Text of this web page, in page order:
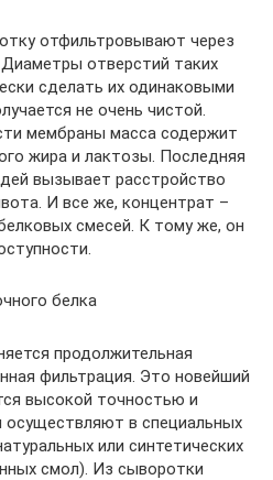
отфильтровывают через
отверстий таких
сделать их одинаковыми
не очень чистой.
мембраны масса содержит
жира и лактозы. Последняя
вызывает расстройство
И все же, концентрат –
смесей. К тому же, он
белка
продолжительная
фильтрация. Это новейший
высокой точностью и
в специальных
или синтетических
смол). Из сыворотки